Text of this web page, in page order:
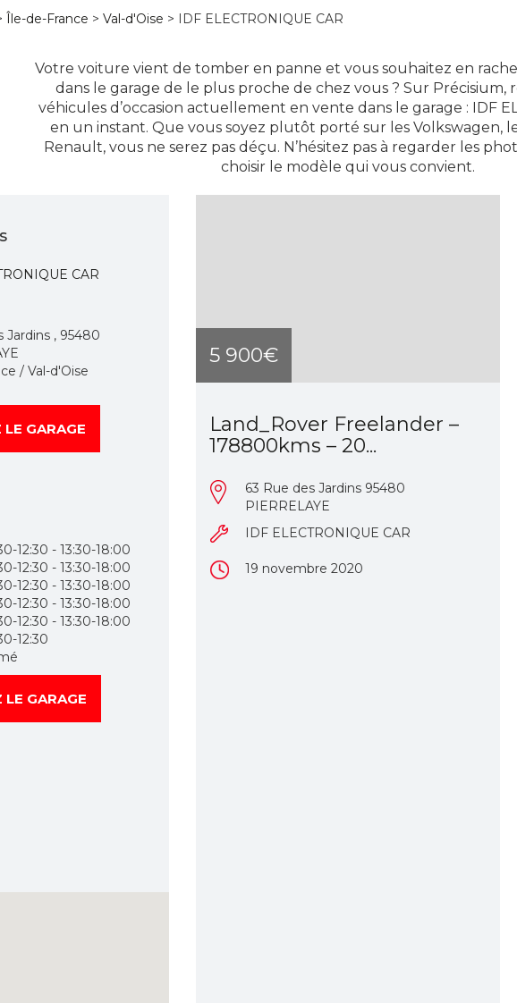
Île-de-France > Val-d'Oise > IDF ELECTRONIQUE CAR
Votre voiture vient de tomber en panne et vous souhaitez en
dans le garage de le plus proche de chez vous ? Sur Précisium,
véhicules d’occasion actuellement en vente dans le garage : IDF
en un instant. Que vous soyez plutôt porté sur les Volkswagen,
Renault, vous ne serez pas déçu. N’hésitez pas à regarder les
choisir le modèle qui vous convient.
CAR
Jardins , 95480
/ Val-d'Oise
GARAGE
12:30 - 13:30-18:00
12:30 - 13:30-18:00
12:30 - 13:30-18:00
12:30 - 13:30-18:00
12:30 - 13:30-18:00
12:30
LE GARAGE
5 900€
Land_Rover Freelander –
178800kms – 20...
63 Rue des Jardins 95480
PIERRELAYE
IDF ELECTRONIQUE CAR
19 novembre 2020